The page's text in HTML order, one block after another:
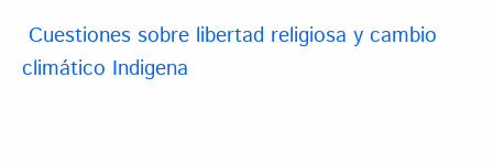
Cuestiones sobre libertad religiosa y cambio
climático Indigena